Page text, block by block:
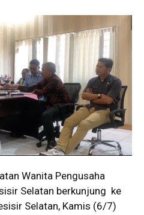
Wanita Pengusaha
Selatan berkunjung ke
Selatan, Kamis (6/7)